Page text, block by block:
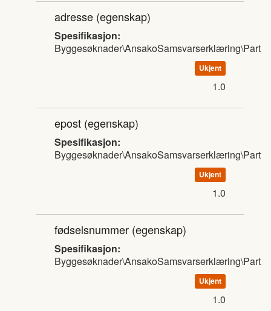
adresse (egenskap)
Spesifikasjon:
Byggesøknader\AnsakoSamsvarserklæring\Part
Ukjent
1.0
epost (egenskap)
Spesifikasjon:
Byggesøknader\AnsakoSamsvarserklæring\Part
Ukjent
1.0
fødselsnummer (egenskap)
Spesifikasjon:
Byggesøknader\AnsakoSamsvarserklæring\Part
Ukjent
1.0